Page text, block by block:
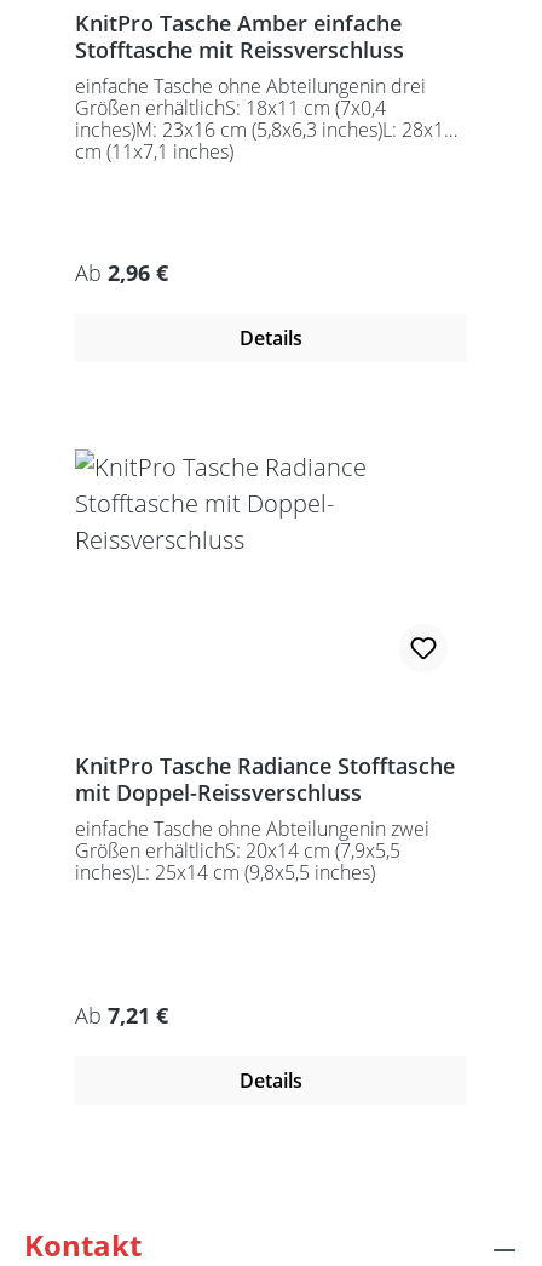
KnitPro Tasche Amber einfache
Stofftasche mit Reissverschluss
einfache Tasche ohne Abteilungenin drei
Größen erhältlichS: 18x11 cm (7x0,4
inches)M: 23x16 cm (5,8x6,3 inches)L: 28x18
cm (11x7,1 inches)
Regulärer Preis:
Ab 2,96 €
Details
KnitPro Tasche Radiance Stofftasche
mit Doppel-Reissverschluss
einfache Tasche ohne Abteilungenin zwei
Größen erhältlichS: 20x14 cm (7,9x5,5
inches)L: 25x14 cm (9,8x5,5 inches)
Regulärer Preis:
Ab 7,21 €
Details
Kontakt